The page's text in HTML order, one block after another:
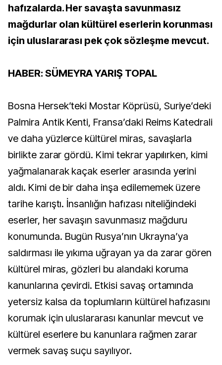
hafızalarda. Her savaşta savunmasız
mağdurlar olan kültürel eserlerin korunması
için uluslararası pek çok sözleşme mevcut.
HABER: SÜMEYRA YARIŞ TOPAL
Bosna Hersek’teki Mostar Köprüsü, Suriye’deki
Palmira Antik Kenti, Fransa’daki Reims Katedrali
ve daha yüzlerce kültürel miras, savaşlarla
birlikte zarar gördü. Kimi tekrar yapılırken, kimi
yağmalanarak kaçak eserler arasında yerini
aldı. Kimi de bir daha inşa edilememek üzere
tarihe karıştı. İnsanlığın hafızası niteliğindeki
eserler, her savaşın savunmasız mağduru
konumunda. Bugün Rusya’nın Ukrayna’ya
saldırması ile yıkıma uğrayan ya da zarar gören
kültürel miras, gözleri bu alandaki koruma
kanunlarına çevirdi. Etkisi savaş ortamında
yetersiz kalsa da toplumların kültürel hafızasını
korumak için uluslararası kanunlar mevcut ve
kültürel eserlere bu kanunlara rağmen zarar
vermek savaş suçu sayılıyor.